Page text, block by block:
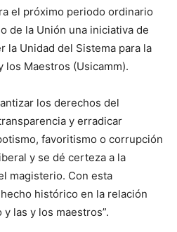
el próximo periodo ordinario
de la Unión una iniciativa de
la Unidad del Sistema para la
los Maestros (Usicamm).
los derechos del
y erradicar
favoritismo o corrupción
y se dé certeza a la
magisterio. Con esta
histórico en la relación
las y los maestros”.